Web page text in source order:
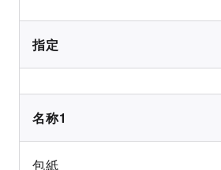
指定
名称1
包紙